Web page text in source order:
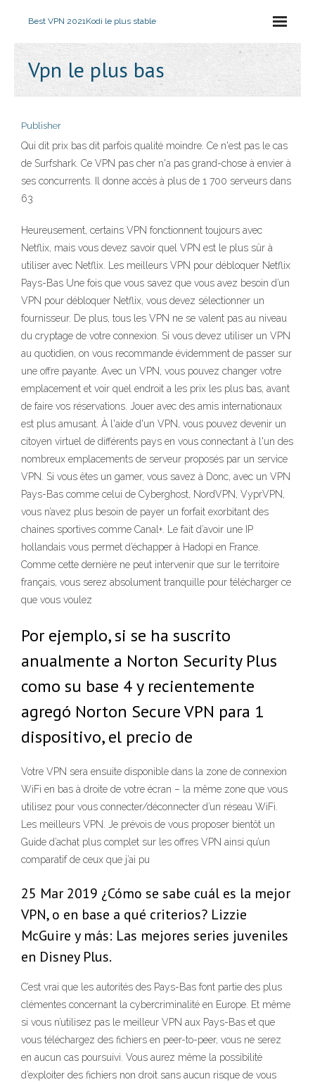
Best VPN 2021Kodi le plus stable
Vpn le plus bas
Publisher
Qui dit prix bas dit parfois qualité moindre. Ce n'est pas le cas
de Surfshark. Ce VPN pas cher n'a pas grand-chose à envier à
ses concurrents. Il donne accès à plus de 1 700 serveurs dans
63
Heureusement, certains VPN fonctionnent toujours avec
Netflix, mais vous devez savoir quel VPN est le plus sûr à
utiliser avec Netflix. Les meilleurs VPN pour débloquer Netflix
Pays-Bas Une fois que vous savez que vous avez besoin d’un
VPN pour débloquer Netflix, vous devez sélectionner un
fournisseur. De plus, tous les VPN ne se valent pas au niveau
du cryptage de votre connexion. Si vous devez utiliser un VPN
au quotidien, on vous recommande évidemment de passer sur
une offre payante. Avec un VPN, vous pouvez changer votre
emplacement et voir quel endroit a les prix les plus bas, avant
de faire vos réservations. Jouer avec des amis internationaux
est plus amusant. À l'aide d'un VPN, vous pouvez devenir un
citoyen virtuel de différents pays en vous connectant à l'un des
nombreux emplacements de serveur proposés par un service
VPN. Si vous êtes un gamer, vous savez à Donc, avec un VPN
Pays-Bas comme celui de Cyberghost, NordVPN, VyprVPN,
vous n’avez plus besoin de payer un forfait exorbitant des
chaines sportives comme Canal+. Le fait d’avoir une IP
hollandais vous permet d’échapper à Hadopi en France.
Comme cette dernière ne peut intervenir que sur le territoire
français, vous serez absolument tranquille pour télécharger ce
que vous voulez
Por ejemplo, si se ha suscrito
anualmente a Norton Security Plus
como su base 4 y recientemente
agregó Norton Secure VPN para 1
dispositivo, el precio de
Votre VPN sera ensuite disponible dans la zone de connexion
WiFi en bas à droite de votre écran – la même zone que vous
utilisez pour vous connecter/déconnecter d’un réseau WiFi.
Les meilleurs VPN. Je prévois de vous proposer bientôt un
Guide d’achat plus complet sur les offres VPN ainsi qu’un
comparatif de ceux que j’ai pu
25 Mar 2019 ¿Cómo se sabe cuál es la mejor
VPN, o en base a qué criterios? Lizzie
McGuire y más: Las mejores series juveniles
en Disney Plus.
C’est vrai que les autorités des Pays-Bas font partie des plus
clémentes concernant la cybercriminalité en Europe. Et même
si vous n’utilisez pas le meilleur VPN aux Pays-Bas et que
vous téléchargez des fichiers en peer-to-peer, vous ne serez
en aucun cas poursuivi. Vous aurez même la possibilité
d’exploiter des fichiers non droit sans aucun risque de vous